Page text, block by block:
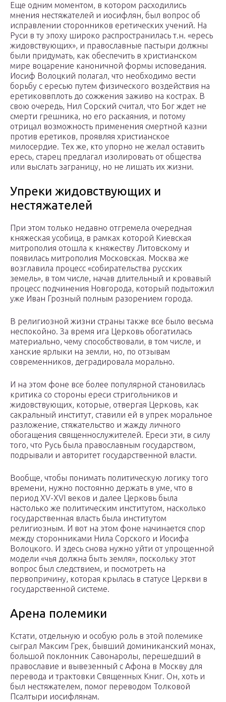
Еще одним моментом, в котором расходились
мнения нестяжателей и иосифлян, был вопрос об
исправлении сторонников еретических учений. На
Руси в ту эпоху широко распространилась т.н. «ересь
жидовствующих», и православные пастыри должны
были придумать, как обеспечить в христианском
мире воцарение каноничной формы исповедания.
Иосиф Волоцкий полагал, что необходимо вести
борьбу с ересью путем физического воздействия на
еретиковвплоть до сожжения заживо на кострах. В
свою очередь, Нил Сорский считал, что Бог ждет не
смерти грешника, но его раскаяния, и потому
отрицал возможность применения смертной казни
против еретиков, проявляя христианское
милосердие. Тех же, кто упорно не желал оставить
ересь, старец предлагал изолировать от общества
или выслать заграницу, но не лишать их жизни.
Упреки жидовствующих и
нестяжателей
При этом только недавно отгремела очередная
княжеская усобица, в рамках которой Киевская
митрополия отошла к княжеству Литовскому и
появилась митрополия Московская. Москва же
возглавила процесс «собирательства русских
земель», в том числе, начав длительный и кровавый
процесс подчинения Новгорода, который подытожил
уже Иван Грозный полным разорением города.
В религиозной жизни страны также все было весьма
неспокойно. За время ига Церковь обогатилась
материально, чему способствовали, в том числе, и
ханские ярлыки на земли, но, по отзывам
современников, деградировала морально.
И на этом фоне все более популярной становилась
критика со стороны ереси стригольников и
жидовствующих, которые, отвергая Церковь, как
сакральный институт, ставили ей в упрек моральное
разложение, стяжательство и жажду личного
обогащения священнослужителей. Ереси эти, в силу
того, что Русь была православным государством,
подрывали и авторитет государственной власти.
Вообще, чтобы понимать политическую логику того
времени, нужно постоянно держать в уме, что в
период XV-XVI веков и далее Церковь была
настолько же политическим институтом, насколько
государственная власть была институтом
религиозным. И вот на этом фоне начинается спор
между сторонниками Нила Сорского и Иосифа
Волоцкого. И здесь снова нужно уйти от упрощенной
модели «чья должна быть земля», поскольку этот
вопрос был следствием, и посмотреть на
первопричину, которая крылась в статусе Церкви в
государственной системе.
Арена полемики
Кстати, отдельную и особую роль в этой полемике
сыграл Максим Грек, бывший доминиканский монах,
большой поклонник Савонаролы, перешедший в
православие и вывезенный с Афона в Москву для
перевода и трактовки Священных Книг. Он, хоть и
был нестяжателем, помог переводом Толковой
Псалтыри иосифлянам.